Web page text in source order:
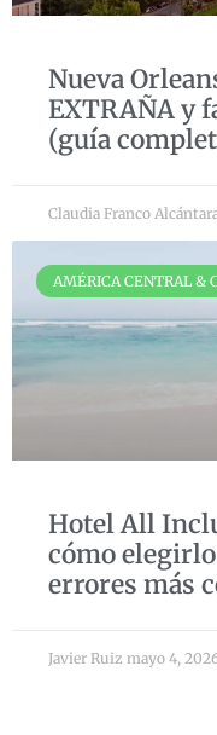
Nueva
EXTRAÑA y
(guía
Claudia Franco
AMÉRICA CENTRAL &
Hotel All
cómo
errores más
Javier Ruiz mayo 4,